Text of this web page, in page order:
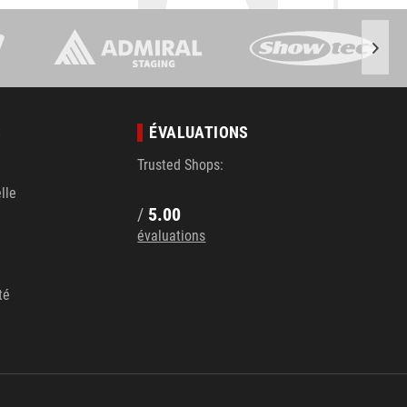
ÉVALUATIONS
Trusted Shops:
/ 5.00
évaluations